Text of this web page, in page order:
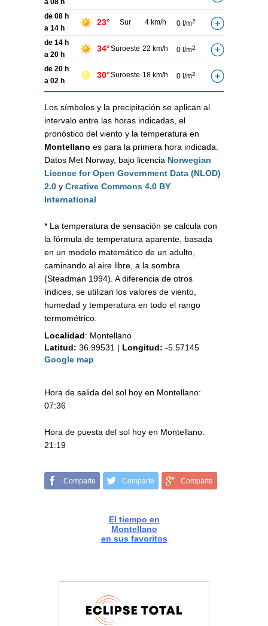
a 08 h
de 08 h
a 14 h
23° Sur 4 km/h 0 l/m2
de 14 h
a 20 h
34°Suroeste 22 km/h 0 l/m2
de 20 h
a 02 h
30°Suroeste 18 km/h 0 l/m2
Los símbolos y la precipitación se aplican al
intervalo entre las horas indicadas, el
pronóstico del viento y la temperatura en
Montellano es para la primera hora indicada.
Datos Met Norway, bajo licencia Norwegian
Licence for Open Government Data (NLOD)
2.0 y Creative Commons 4.0 BY
International
* La temperatura de sensación se calcula con
la fórmula de temperatura aparente, basada
en un modelo matemático de un adulto,
caminando al aire libre, a la sombra
(Steadman 1994). A diferencia de otros
índices, se utilizan los valores de viento,
humedad y temperatura en todo el rango
termométrico.
Localidad: Montellano
Latitud: 36.99531 | Longitud: -5.57145
Google map
Hora de salida del sol hoy en Montellano:
07:36
Hora de puesta del sol hoy en Montellano:
21:19
Comparte Comparte Comparte
El tiempo en
Montellano
en sus favoritos